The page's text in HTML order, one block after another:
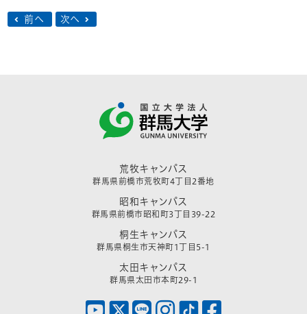
前へ 次へ
荒牧キャンパス
群馬県前橋市荒牧町4丁目2番地
昭和キャンパス
群馬県前橋市昭和町3丁目39-22
桐生キャンパス
群馬県桐生市天神町1丁目5-1
太田キャンパス
群馬県太田市本町29-1